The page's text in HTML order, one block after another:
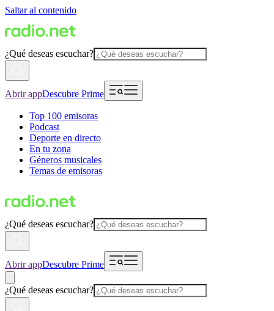
Saltar al contenido
¿Qué deseas escuchar?
Abrir appDescubre Prime
Top 100 emisoras
Podcast
Deporte en directo
En tu zona
Géneros musicales
Temas de emisoras
¿Qué deseas escuchar?
Abrir appDescubre Prime
¿Qué deseas escuchar?